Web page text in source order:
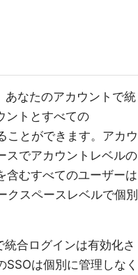
なたのアカウントで統
ントとすべての
ことができます。アカウ
スでアカウントレベルの
含むすべてのユーザーは
スペースレベルで個別
合ログインは有効化さ
は個別に管理しなく